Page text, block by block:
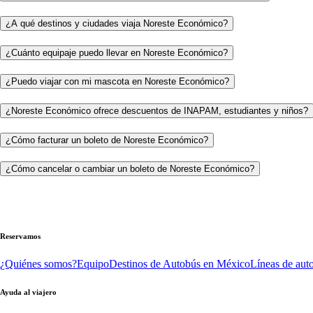
¿A qué destinos y ciudades viaja Noreste Económico?
¿Cuánto equipaje puedo llevar en Noreste Económico?
¿Puedo viajar con mi mascota en Noreste Económico?
¿Noreste Económico ofrece descuentos de INAPAM, estudiantes y niños?
¿Cómo facturar un boleto de Noreste Económico?
¿Cómo cancelar o cambiar un boleto de Noreste Económico?
Reservamos
¿Quiénes somos?EquipoDestinos de Autobús en MéxicoLíneas de
Ayuda al viajero